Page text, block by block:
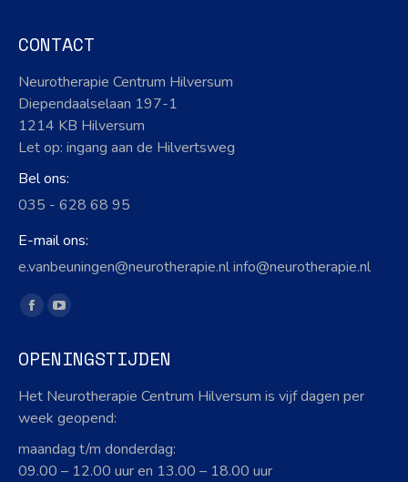
CONTACT
Neurotherapie Centrum Hilversum
Diependaalselaan 197-1
1214 KB Hilversum
Let op: ingang aan de Hilvertsweg
Bel ons:
035 - 628 68 95
E-mail ons:
e.vanbeuningen@neurotherapie.nl info@neurotherapie.nl
Vind ons op:
Facebook
opens
in
new
YouTube
opens
new
OPENINGSTIJDEN
Het Neurotherapie Centrum Hilversum is vijf dagen per
week geopend:
maandag t/m donderdag:
09.00 – 12.00 uur en 13.00 – 18.00 uur